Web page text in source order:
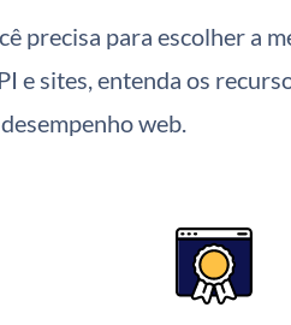
precisa para escolher a
e sites, entenda os
web.